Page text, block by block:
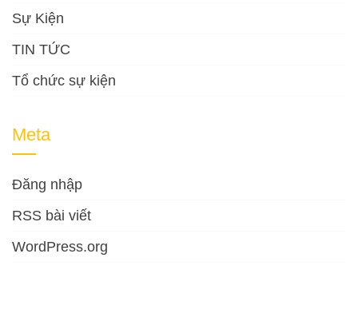
Sự Kiện
TIN TỨC
Tổ chức sự kiện
Meta
Đăng nhập
RSS bài viết
WordPress.org